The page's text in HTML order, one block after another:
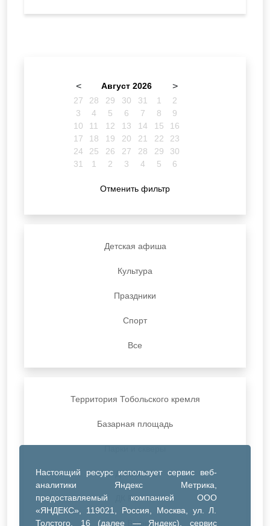
Настоящий ресурс использует сервис веб-
аналитики Яндекс Метрика,
предоставляемый компанией ООО
«ЯНДЕКС», 119021, Россия, Москва, ул. Л.
Толстого, 16 (далее — Яндекс), сервис
< Август 2026 >
27 28 29 30 31 1
2
3
4 5 6 7 8
9
10
11 12 13 14 15
16
17
18 19 20 21 22
23
24
25 26 27 28 29
30
31
1 2 3 4 5 6
Отменить фильтр
Детская афиша
Культура
Праздники
Спорт
Все
Территория Тобольского кремля
Базарная площадь
ДК Синтез
ДК Речник
ДК Водник